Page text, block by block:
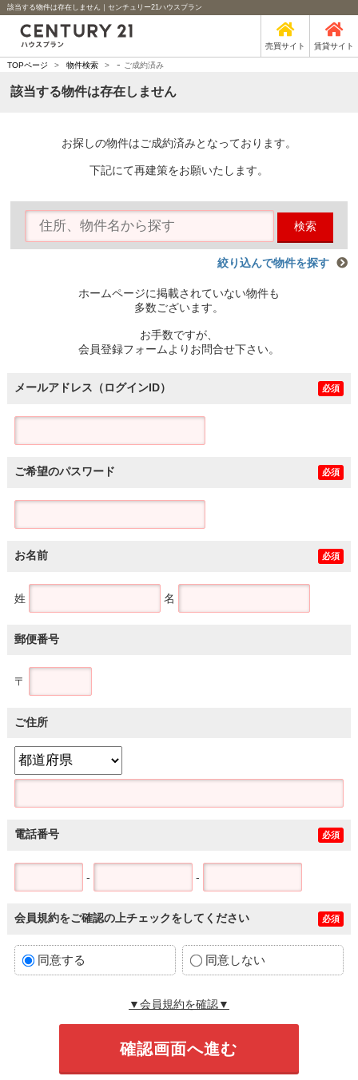
該当する物件は存在しません｜センチュリー21ハウスプラン
売買サイト 賃貸サイト
TOPページ > 物件検索 > - ご成約済み
該当する物件は存在しません
お探しの物件はご成約済みとなっております。
下記にて再建策をお願いたします。
検索
絞り込んで物件を探す
ホームページに掲載されていない物件も
多数ございます。
お手数ですが、
会員登録フォームよりお問合せ下さい。
メールアドレス（ログインID） 必須
ご希望のパスワード 必須
お名前 必須
姓 名
郵便番号
〒
ご住所
電話番号 必須
- -
会員規約をご確認の上チェックをしてください 必須
同意する 同意しない
▼会員規約を確認▼